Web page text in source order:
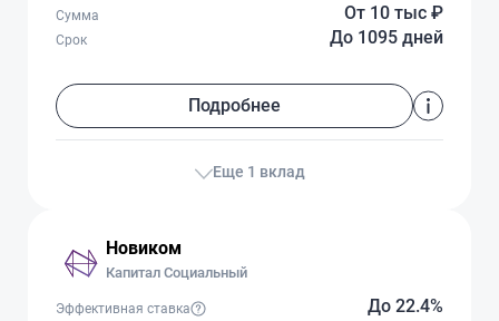
От 10 тыс ₽
Сумма
До 1095 дней
Срок
Подробнее
Еще 1 вклад
Новиком
Капитал Социальный
До 22.4%
Эффективная ставка